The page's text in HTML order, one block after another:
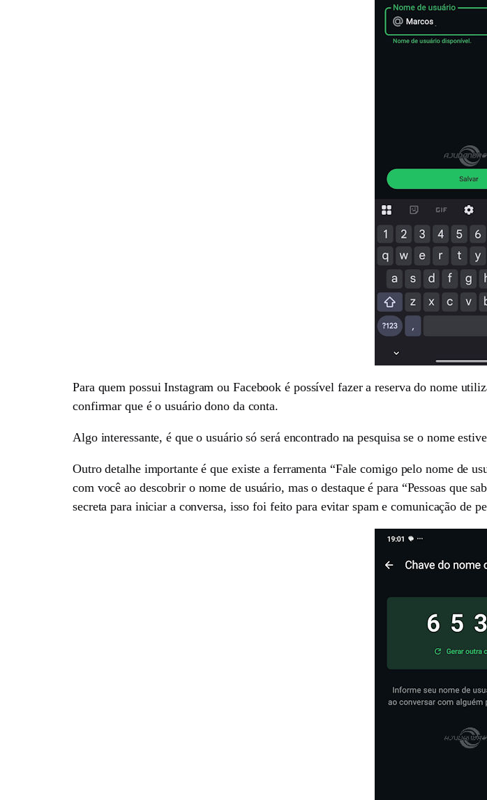
Para quem possui Instagram ou Facebook é possível fazer a reserva do nome
confirmar que é o usuário dono da conta.
Algo interessante, é que o usuário só será encontrado na pesquisa se o nome
Outro detalhe importante é que existe a ferramenta “Fale comigo pelo nome de
com você ao descobrir o nome de usuário, mas o destaque é para “Pessoas que
secreta para iniciar a conversa, isso foi feito para evitar spam e comunicação de